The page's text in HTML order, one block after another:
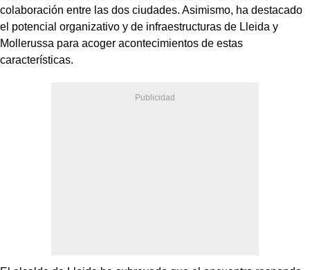
colaboración entre las dos ciudades. Asimismo, ha destacado
el potencial organizativo y de infraestructuras de Lleida y
Mollerussa para acoger acontecimientos de estas
características.